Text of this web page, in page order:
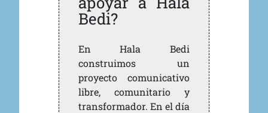
Bedi?
En Hala Bedi
construimos un
proyecto comunicativo
libre, comunitario y
transformador. En el día